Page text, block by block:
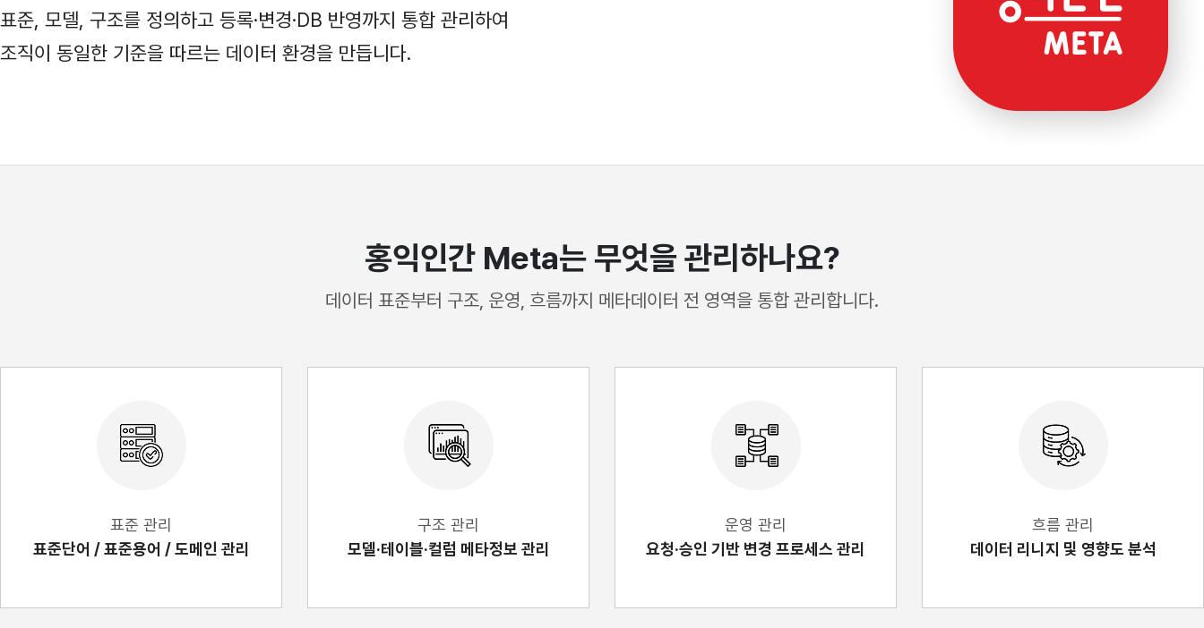
표준, 모델, 구조를 정의하고 등록·변경·DB 반영까지 통합 관리하여
조직이 동일한 기준을 따르는 데이터 환경을 만듭니다.
홍익인간 Meta는 무엇을 관리하나요?
데이터 표준부터 구조, 운영, 흐름까지 메타데이터 전 영역을 통합 관리합니다.
표준 관리
표준단어 / 표준용어 / 도메인 관리
구조 관리
모델·테이블·컬럼 메타정보 관리
운영 관리
요청·승인 기반 변경 프로세스 관리
흐름 관리
데이터 리니지 및 영향도 분석